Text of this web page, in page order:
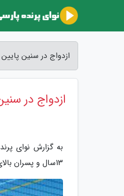
ازدواج در سنین
ازدواج در
به گزارش نوای
13سال و پسران بالای 15سال کاملا قانونی و شرعی است و نمی توان آن را کودک همسری خواند.